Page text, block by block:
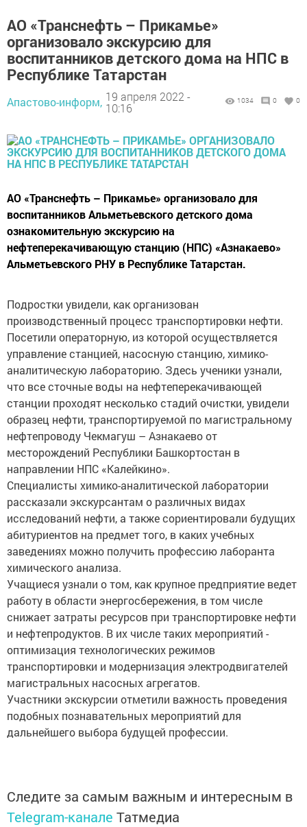
АО «Транснефть – Прикамье»
организовало экскурсию для
воспитанников детского дома на НПС в
Республике Татарстан
Апастово-информ, 19 апреля 2022 -
10:16
1034 0 0
АО «Транснефть – Прикамье» организовало для
воспитанников Альметьевского детского дома
ознакомительную экскурсию на
нефтеперекачивающую станцию (НПС) «Азнакаево»
Альметьевского РНУ в Республике Татарстан.
Подростки увидели, как организован
производственный процесс транспортировки нефти.
Посетили операторную, из которой осуществляется
управление станцией, насосную станцию, химико-
аналитическую лабораторию. Здесь ученики узнали,
что все сточные воды на нефтеперекачивающей
станции проходят несколько стадий очистки, увидели
образец нефти, транспортируемой по магистральному
нефтепроводу Чекмагуш – Азнакаево от
месторождений Республики Башкортостан в
направлении НПС «Калейкино».
Специалисты химико-аналитической лаборатории
рассказали экскурсантам о различных видах
исследований нефти, а также сориентировали будущих
абитуриентов на предмет того, в каких учебных
заведениях можно получить профессию лаборанта
химического анализа.
Учащиеся узнали о том, как крупное предприятие ведет
работу в области энергосбережения, в том числе
снижает затраты ресурсов при транспортировке нефти
и нефтепродуктов. В их числе таких мероприятий -
оптимизация технологических режимов
транспортировки и модернизация электродвигателей
магистральных насосных агрегатов.
Участники экскурсии отметили важность проведения
подобных познавательных мероприятий для
дальнейшего выбора будущей профессии.
Следите за самым важным и интересным в
Telegram-канале Татмедиа